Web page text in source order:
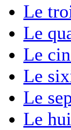
Le
Le
Le
Le
Le
Le